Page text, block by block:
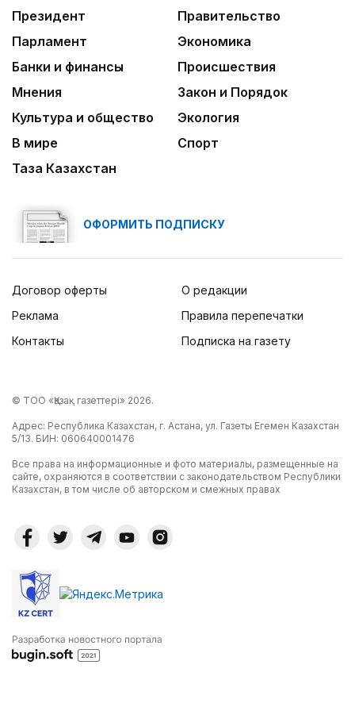
«Человек-паук 4: Новый день» стал самым
кассовым фильмом 2026 года
Президент
Правительство
Парламент
Экономика
Банки и финансы
Происшествия
Мнения
Закон и Порядок
Культура и общество
Экология
В мире
Спорт
Таза Казахстан
ОФОРМИТЬ ПОДПИСКУ
Договор оферты
Реклама
Контакты
О редакции
Правила перепечатки
Подписка на газету
© ТОО «Қазақ газеттері» 2026.
Адрес: Республика Казахстан, г. Астана, ул. Газеты Егемен Казахстан
5/13. БИН: 060640001476
Все права на информационные и фото материалы, размещенные на
сайте, охраняются в соответствии с законодательством Республики
Казахстан, в том числе об авторском и смежных правах